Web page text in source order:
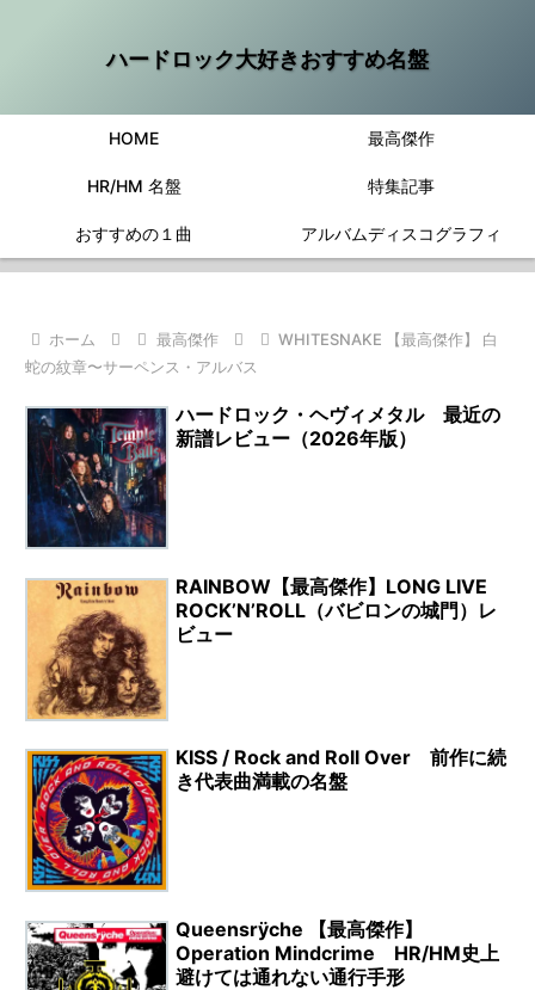
ハードロック大好きおすすめ名盤
HOME 最高傑作
HR/HM 名盤 特集記事
おすすめの１曲 アルバムディスコグラフィ
ホーム 最高傑作
WHITESNAKE 【最高傑作】 白
蛇の紋章〜サーペンス・アルバス
ハードロック・ヘヴィメタル 最近の
新譜レビュー（2026年版）
RAINBOW【最高傑作】LONG LIVE
ROCK’N’ROLL（バビロンの城門）レ
ビュー
KISS / Rock and Roll Over 前作に続
き代表曲満載の名盤
Queensrÿche 【最高傑作】
Operation Mindcrime HR/HM史上
避けては通れない通行手形